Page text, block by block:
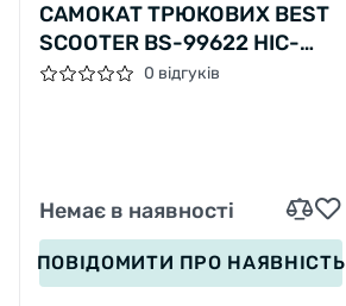
САМОКАТ ТРЮКОВИХ BEST
SCOOTER BS-99622 HIC-
СИСТЕМА, ПЕГИ, АЛЮМІНІЙ
0 відгуків
Немає в наявності
ПОВІДОМИТИ ПРО НАЯВНІСТЬ